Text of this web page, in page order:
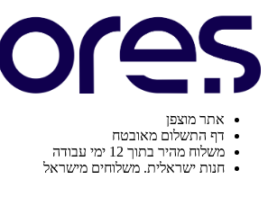
אתר מוצפן
דף התשלום מאובטח
משלוח מהיר בתוך 12 ימי עבודה
חנות ישראלית. משלוחים מישראל